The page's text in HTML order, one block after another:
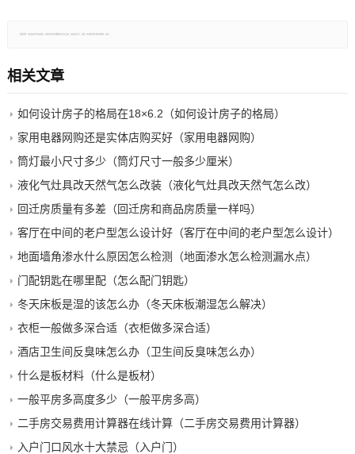
相关文章
如何设计房子的格局在18×6.2（如何设计房子的格局）
家用电器网购还是实体店购买好（家用电器网购）
筒灯最小尺寸多少（筒灯尺寸一般多少厘米）
液化气灶具改天然气怎么改装（液化气灶具改天然气怎么改）
回迁房质量有多差（回迁房和商品房质量一样吗）
客厅在中间的老户型怎么设计好（客厅在中间的老户型怎么设计）
地面墙角渗水什么原因怎么检测（地面渗水怎么检测漏水点）
门配钥匙在哪里配（怎么配门钥匙）
冬天床板是湿的该怎么办（冬天床板潮湿怎么解决）
衣柜一般做多深合适（衣柜做多深合适）
酒店卫生间反臭味怎么办（卫生间反臭味怎么办）
什么是板材料（什么是板材）
一般平房多高度多少（一般平房多高）
二手房交易费用计算器在线计算（二手房交易费用计算器）
入户门口风水十大禁忌（入户门）